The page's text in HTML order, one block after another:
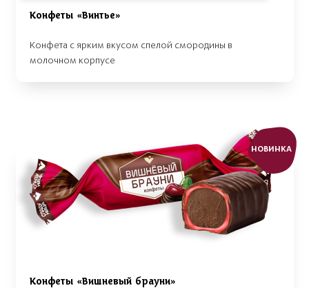
Конфеты «Винтье»
Конфета с ярким вкусом спелой смородины в
молочном корпусе
НОВИНКА
Конфеты «Вишневый брауни»